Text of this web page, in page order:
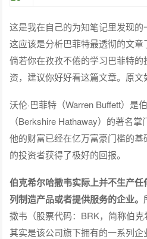
这是我在自己的为知笔记里发现的
这应该是分析巴菲特最透彻的文章
倘若你在孜孜不倦的学习巴菲特
资，建议你好好看这篇文章。原文
沃伦·巴菲特（Warren Buffett）是
（Berkshire Hathaway）的著名
他的财富已经在亿万富豪门槛的
的投资者获得了极好的回报。
伯克希尔哈撒韦实际上并不生产
列制造产品或者提供服务的企业。
撒韦（股票代码：BRK，简称伯
其实是该公司旗下拥有的一系列